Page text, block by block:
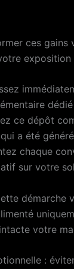
ces
exposition
ce dépôt
a été
chaque
sur votre
démarche
votre
: